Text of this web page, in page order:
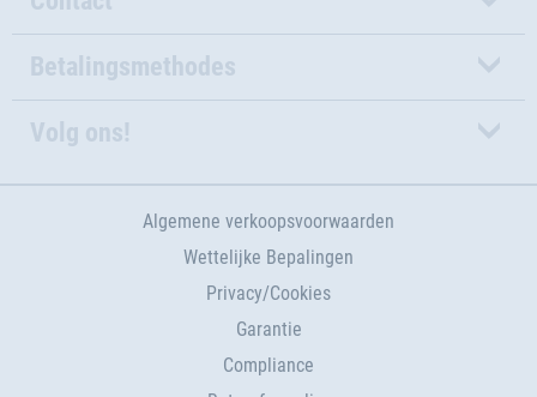
Betalingsmethodes
Volg ons!
Algemene verkoopsvoorwaarden
Wettelijke Bepalingen
Privacy/Cookies
Garantie
Compliance